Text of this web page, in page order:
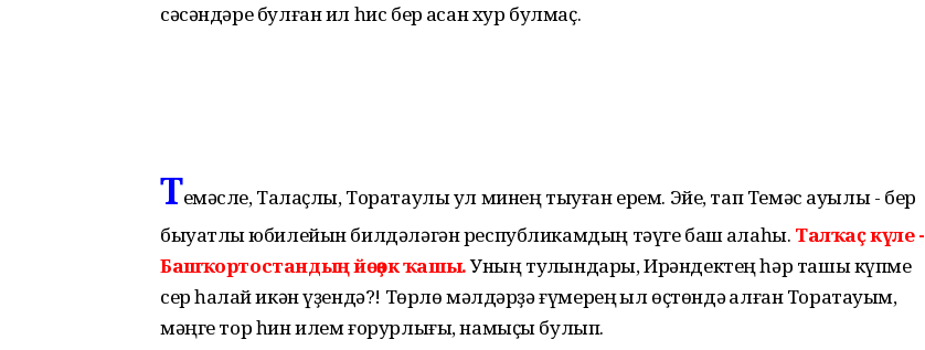
сәсәндәре булған ил һис бер ҡасан хур булмаҫ.
Темәсле, Талҡаҫлы, Торатаулы ул минең тыуған ерем. Эйе, тап Темәс ауылы - бер
быуатлыҡ юбилейын билдәләгән республикамдың тәүге баш ҡалаһы. Талҡаҫ күле -
Башҡортостандың йөҙөк ҡашы.Уның тулҡындары, Ирәндектең һәр ташы күпме
сер һаҡлай икән үҙендә?! Төрлө мәлдәрҙә ғүмерең ҡыл өҫтөндә ҡалған Торатауым,
мәңге тор һин илем ғорурлығы, намыҫы булып.